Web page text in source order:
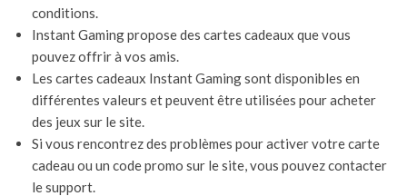
conditions.
Instant Gaming propose des cartes cadeaux que vous
pouvez offrir à vos amis.
Les cartes cadeaux Instant Gaming sont disponibles en
différentes valeurs et peuvent être utilisées pour acheter
des jeux sur le site.
Si vous rencontrez des problèmes pour activer votre carte
cadeau ou un code promo sur le site, vous pouvez contacter
le support.